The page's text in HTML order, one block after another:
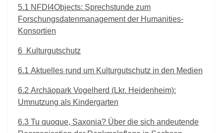
5.1 NFDI4Objects: Sprechstunde zum
Forschungsdatenmanagement der Humanities-
Konsortien
6 Kulturgutschutz
6.1 Aktuelles rund um Kulturgutschutz in den Medien
6.2 Archäopark Vogelherd (Lkr. Heidenheim):
Umnutzung als Kindergarten
6.3 Tu quoque, Saxonia? Über die sich andeutende